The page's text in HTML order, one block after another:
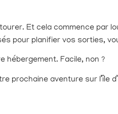
Et cela commence par
pour planifier vos sorties,
hébergement. Facile, non ?
prochaine aventure sur l’île